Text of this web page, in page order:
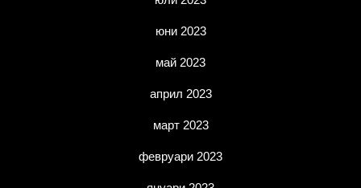
юни 2023
май 2023
април 2023
март 2023
февруари 2023